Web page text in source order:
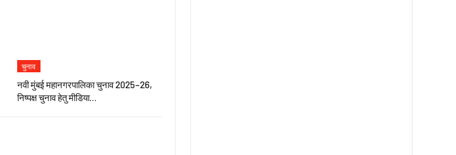
चुनाव
नवी मुंबई महानगरपालिका चुनाव 2025–26,
निष्पक्ष चुनाव हेतु मीडिया…